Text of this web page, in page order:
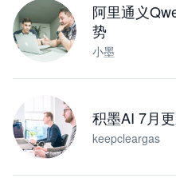
阿里通义
势
小墨
积墨AI 7月
keepcleargas